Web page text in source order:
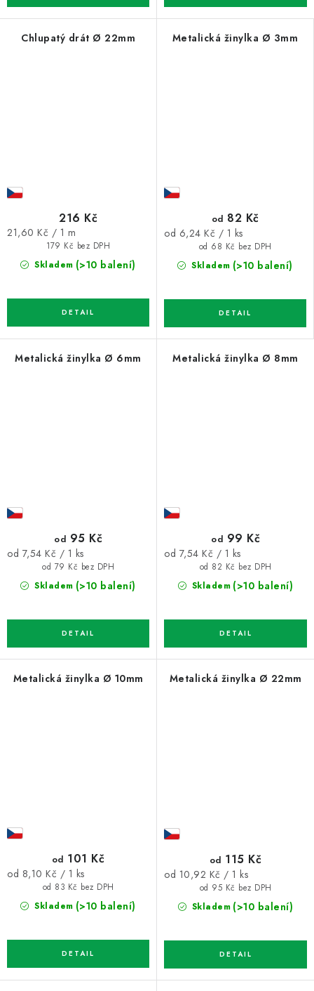
Chlupatý drát Ø 22mm
Skladem (>10 balení)
179 Kč bez DPH
216 Kč
Měrná
21,60 Kč / 1 m
Metalická žinylka Ø 3mm
Skladem (>10 balení)
od 68 Kč bez DPH
od 82 Kč
Měrná
od 6,24 Kč / 1 ks
Metalická žinylka Ø 6mm
Skladem (>10 balení)
od 79 Kč bez DPH
od 95 Kč
Měrná
od 7,54 Kč / 1 ks
Metalická žinylka Ø 8mm
Skladem (>10 balení)
od 82 Kč bez DPH
od 99 Kč
Měrná
od 7,54 Kč / 1 ks
Metalická žinylka Ø 10mm
Skladem (>10 balení)
od 83 Kč bez DPH
od 101 Kč
Měrná
od 8,10 Kč / 1 ks
Metalická žinylka Ø 22mm
Skladem (>10 balení)
od 95 Kč bez DPH
od 115 Kč
Měrná
od 10,92 Kč / 1 ks